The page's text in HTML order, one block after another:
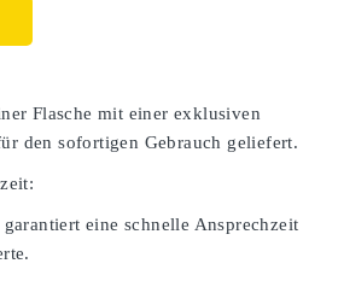
Flasche mit einer exklusiven
den sofortigen Gebrauch geliefert.
eine schnelle Ansprechzeit